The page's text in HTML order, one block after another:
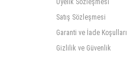
Üyelik Sözleşmesi
Satış Sözleşmesi
Garanti ve İade Koşulları
Gizlilik ve Güvenlik